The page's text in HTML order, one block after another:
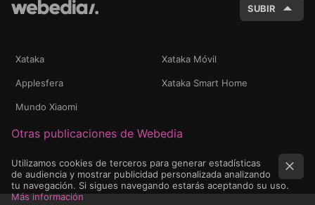
SUBIR
Xataka Xataka Móvil
Applesfera Xataka Smart Home
Mundo Xiaomi
Otras publicaciones de Webedia
Utilizamos cookies de terceros para generar estadísticas
de audiencia y mostrar publicidad personalizada analizando
tu navegación. Si sigues navegando estarás aceptando su uso.
Más información